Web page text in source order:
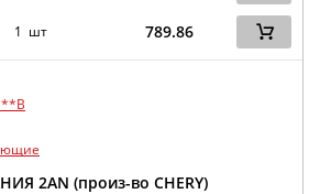
1 шт 789.86
2AN (произ-во CHERY)